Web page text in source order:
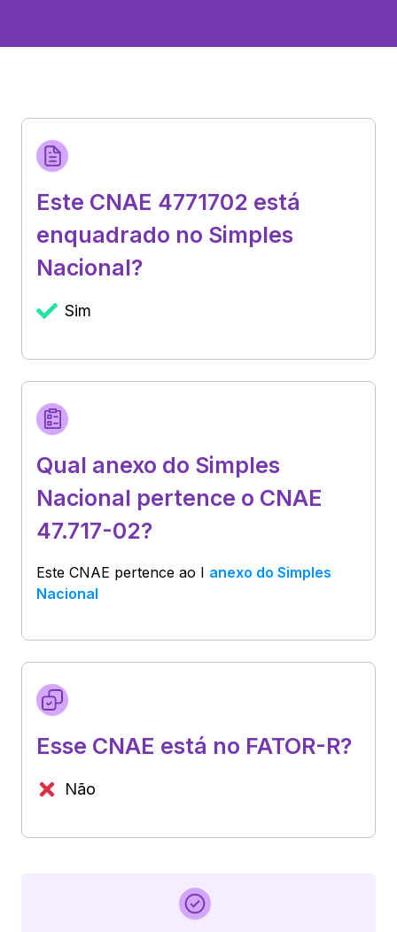
Este CNAE 4771702 está
enquadrado no Simples
Nacional?
Sim
Qual anexo do Simples
Nacional pertence o CNAE
47.717-02?
Este CNAE pertence ao I anexo do Simples
Nacional
Esse CNAE está no FATOR-R?
Não